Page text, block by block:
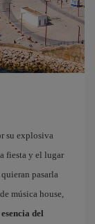
su explosiva
fiesta y el lugar
pasarla
música house,
esencia del